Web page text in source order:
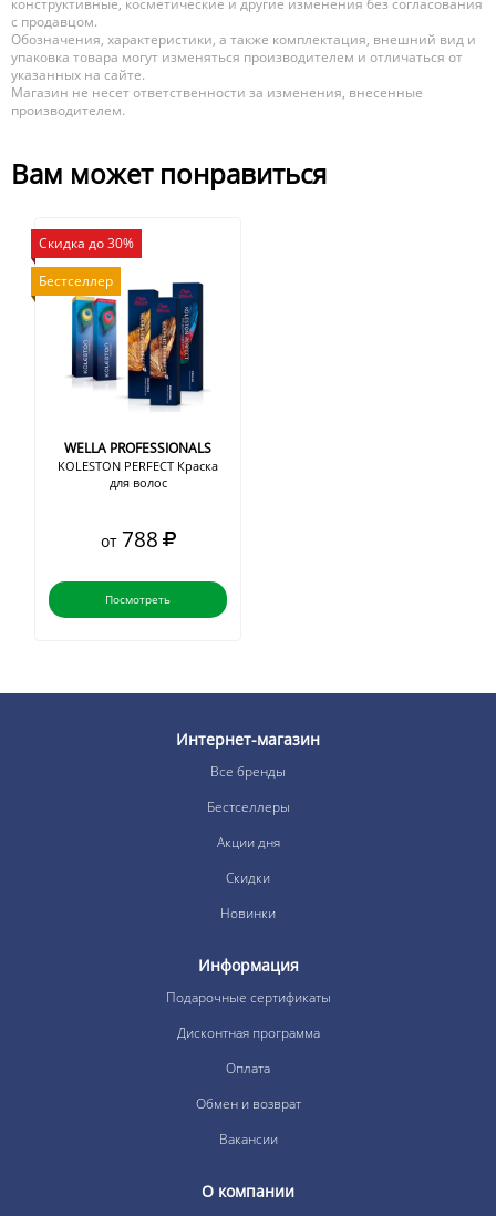
конструктивные, косметические и другие изменения без согласования
с продавцом.
Обозначения, характеристики, а также комплектация, внешний вид и
упаковка товара могут изменяться производителем и отличаться от
указанных на сайте.
Магазин не несет ответственности за изменения, внесенные
производителем.
Вам может понравиться
Скидка до 30%
Бестселлер
WELLA PROFESSIONALS
KOLESTON PERFECT Краска
для волос
от 788
Посмотреть
Интернет-магазин
Все бренды
Бестселлеры
Акции дня
Скидки
Новинки
Информация
Подарочные сертификаты
Дисконтная программа
Оплата
Обмен и возврат
Вакансии
О компании